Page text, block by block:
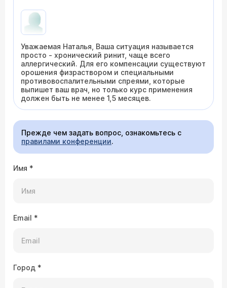
Уважаемая Наталья, Ваша ситуация называется
просто - хронический ринит, чаще всего
аллергический. Для его компенсации существуют
орошения физраствором и специальными
противовоспалительными спреями, которые
выпишет ваш врач, но только курс применения
должен быть не менее 1,5 месяцев.
Прежде чем задать вопрос, ознакомьтесь с
правилами конференции.
Имя *
Email *
Город *